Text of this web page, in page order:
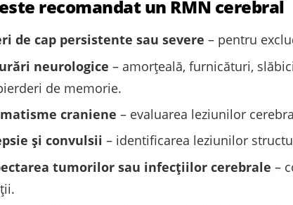
recomandat un RMN cerebral
de cap persistente sau severe – pentru
neurologice – amorțeală, furnicături,
de memorie.
craniene – evaluarea leziunilor
și convulsii – identificarea leziunilor
tumorilor sau infecțiilor cerebrale –